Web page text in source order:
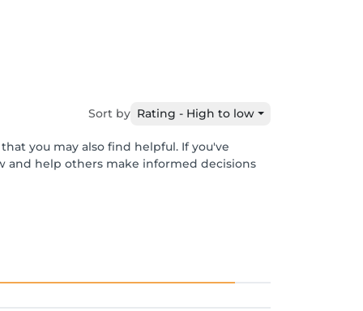
Sort by Rating - High to low
you may also find helpful. If you've
and help others make informed decisions